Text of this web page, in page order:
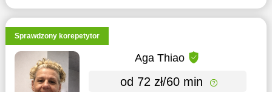
Sprawdzony korepetytor
Aga Thiao
od 72 zł/60 min